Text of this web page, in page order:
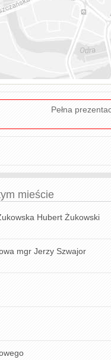
Pełna
mieście
Hubert Żukowski
mgr Jerzy Szwajor